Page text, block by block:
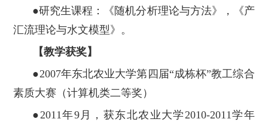
●研究生课程：《随机分析理论与方法》，《产
汇流理论与水文模型》。
【教学获奖】
●2007年东北农业大学第四届“成栋杯”教工综合
素质大赛（计算机类二等奖）
●2011年9月，获东北农业大学2010-2011学年